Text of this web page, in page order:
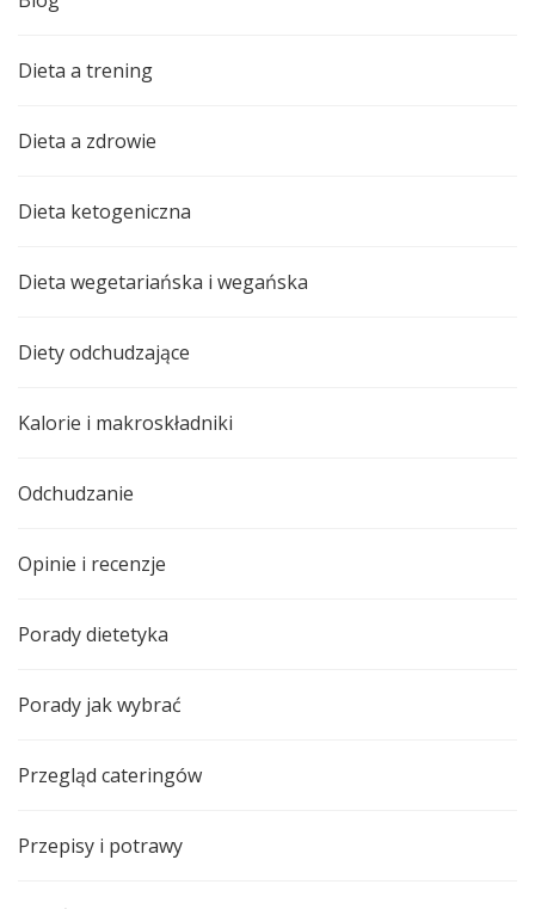
Dieta a trening
Dieta a zdrowie
Dieta ketogeniczna
Dieta wegetariańska i wegańska
Diety odchudzające
Kalorie i makroskładniki
Odchudzanie
Opinie i recenzje
Porady dietetyka
Porady jak wybrać
Przegląd cateringów
Przepisy i potrawy